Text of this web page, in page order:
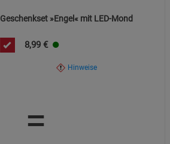
Geschenkset »Engel« mit LED-Mond
8,99 €
Hinweise
=
Datenschutzerklärung Impressum